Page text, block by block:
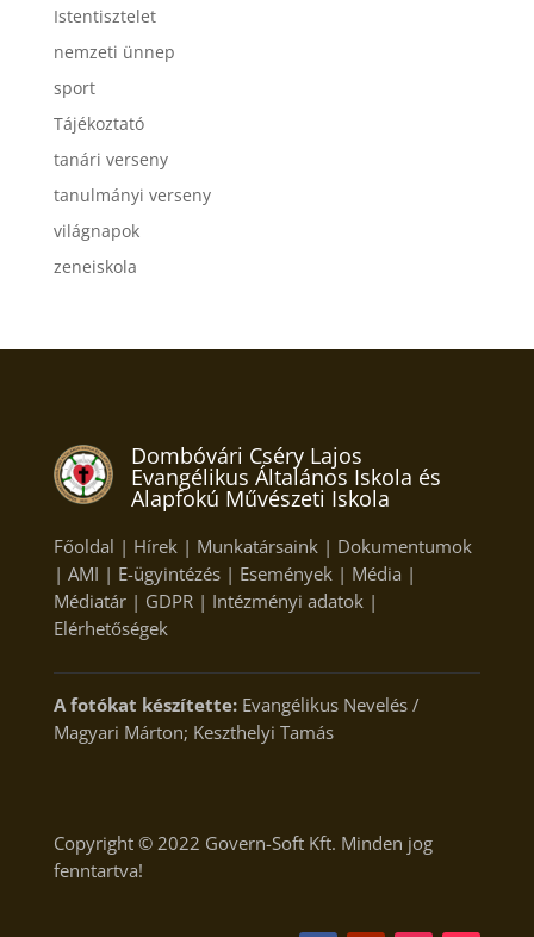
Istentisztelet
nemzeti ünnep
sport
Tájékoztató
tanári verseny
tanulmányi verseny
világnapok
zeneiskola
Dombóvári Cséry Lajos
Evangélikus Általános Iskola és
Alapfokú Művészeti Iskola
Főoldal | Hírek| Munkatársaink| Dokumentumok
| AMI | E-ügyintézés| Események| Média |
Médiatár| GDPR| Intézményi adatok|
Elérhetőségek
A fotókat készítette:Evangélikus Nevelés /
Magyari Márton; Keszthelyi Tamás
Copyright © 2022 Govern-Soft Kft. Minden jog
fenntartva!